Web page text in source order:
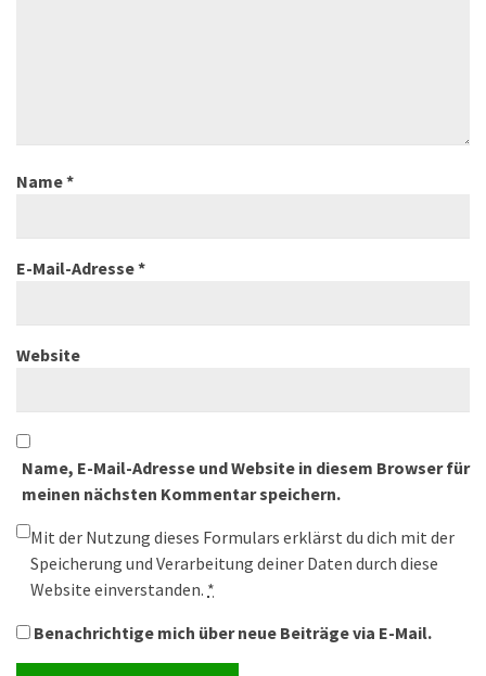
Name*
E-Mail-Adresse*
Website
Name, E-Mail-Adresse und Website in diesem Browser für
meinen nächsten Kommentar speichern.
Mit der Nutzung dieses Formulars erklärst du dich mit der
Speicherung und Verarbeitung deiner Daten durch diese
Website einverstanden. *
Benachrichtige mich über neue Beiträge via E-Mail.